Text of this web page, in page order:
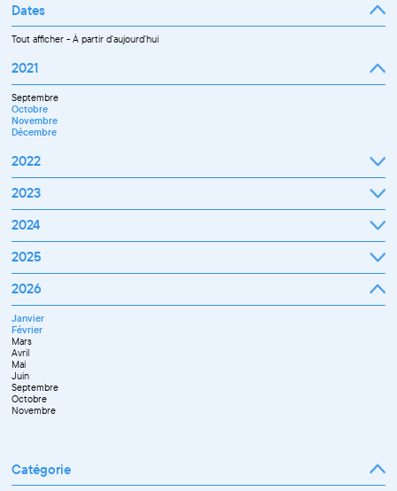
Dates
Tout afficher-À partir d'aujourd'hui
2021
Septembre
Octobre
Novembre
Décembre
2022
Janvier
Mars
Avril
Juillet
Septembre
Octobre
Novembre
Décembre
2023
Janvier
Mars
Avril
Septembre
Octobre
Novembre
Décembre
2024
Janvier
Mars
Avril
Juin
Juillet
Septembre
Novembre
Décembre
2025
Janvier
Mars
Avril
Mai
Juin
Juillet
Septembre
Octobre
Novembre
Décembre
2026
Janvier
Février
Mars
Avril
Mai
Juin
Septembre
Octobre
Novembre
Catégorie